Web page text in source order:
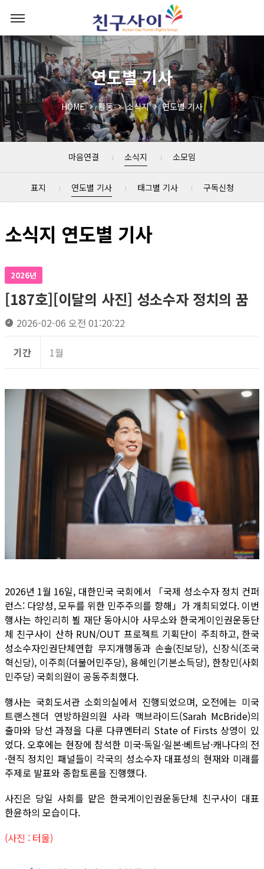
연도별 기사
HOME 활동 소식지 연도별 기사
마음연결 소식지 소모임
표지 연도별 기사 태그별 기사 구독신청
소식지 연도별 기사
2026년
[187호][이달의 사진] 성소수자 정치의 꿈
2026-02-06 오전 01:20:22
기간 1월
2026년 1월 16일, 대한민국 국회에서 「국제 성소수자 정치 컨퍼
런스: 다양성, 모두를 위한 민주주의를 향해」가 개최되었다. 이번
행사는 하인리히 뵐 재단 동아시아 사무소와 한국게이인권운동단
체 친구사이 산하 RUN/OUT 프로젝트 기획단이 주최하고, 한국
성소수자인권단체연합 무지개행동과 손솔(진보당), 신장식(조국
혁신당), 이주희(더불어민주당), 용혜인(기본소득당), 한창민(사회
민주당) 국회의원이 공동주최했다.
행사는 국회도서관 소회의실에서 진행되었으며, 오전에는 미국
트랜스젠더 연방하원의원 사라 맥브라이드(Sarah McBride)의
출마와 당선 과정을 다룬 다큐멘터리 State of Firsts 상영이 있
었다. 오후에는 현장에 참석한 미국·독일·일본·베트남·캐나다의 전
·현직 정치인 패널들이 각국의 성소수자 대표성의 현재와 미래를
주제로 발표와 종합토론을 진행했다.
사진은 당일 사회를 맡은 한국게이인권운동단체 친구사이 대표
한윤하의 모습이다.
(사진 : 터울)